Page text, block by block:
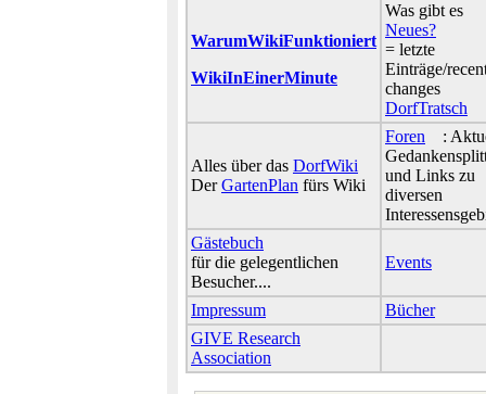
WarumWikiFunktioniert
WikiInEinerMinute
Was gibt es
Neues?
= letzte
Einträge/
changes
DorfTratsch
Alles über das DorfWiki
DerGartenPlan fürs Wiki
Foren
:
und Links zu
diversen
Gästebuch
für die gelegentlichen
Besucher....
Events
Impressum
Bücher
GIVE Research
Association